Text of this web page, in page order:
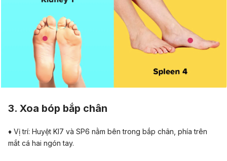
3. Xoa bóp bắp chân
♦ Vị trí: Huyệt KI7 và SP6 nằm bên trong bắp chân, phía trên
mắt cá hai ngón tay.